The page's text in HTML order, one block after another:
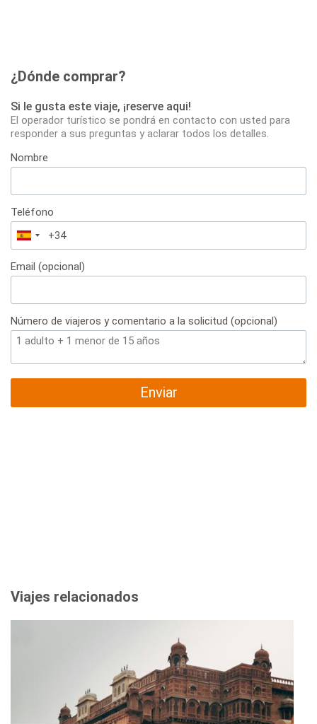
¿Dónde comprar?
Si le gusta este viaje, ¡reserve aqui!
El operador turístico se pondrá en contacto con usted para
responder a sus preguntas y aclarar todos los detalles.
Nombre
Teléfono
España
+34
Email (opcional)
Número de viajeros y comentario a la solicitud (opcional)
Enviar
Viajes relacionados